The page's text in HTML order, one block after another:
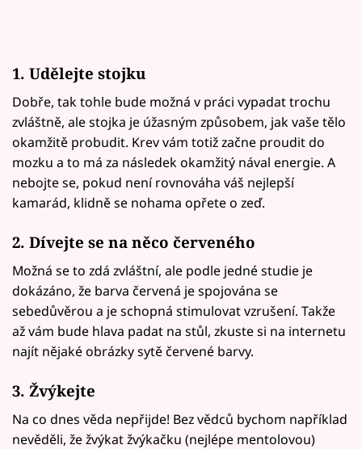
1. Udělejte stojku
Dobře, tak tohle bude možná v práci vypadat trochu
zvláštně, ale stojka je úžasným způsobem, jak vaše tělo
okamžitě probudit. Krev vám totiž začne proudit do
mozku a to má za následek okamžitý nával energie. A
nebojte se, pokud není rovnováha váš nejlepší
kamarád, klidně se nohama opřete o zeď.
2. Dívejte se na něco červeného
Možná se to zdá zvláštní, ale podle jedné studie je
dokázáno, že barva červená je spojována se
sebedůvěrou a je schopná stimulovat vzrušení. Takže
až vám bude hlava padat na stůl, zkuste si na internetu
najít nějaké obrázky sytě červené barvy.
3. Žvýkejte
Na co dnes věda nepřijde! Bez vědců bychom například
nevěděli, že žvýkat žvýkačku (nejlépe mentolovou)